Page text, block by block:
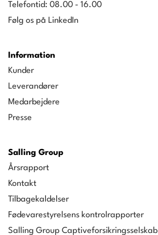
Telefontid: 08.00 - 16.00
Følg os på LinkedIn
Information
Kunder
Leverandører
Medarbejdere
Presse
Salling Group
Årsrapport
Kontakt
Tilbagekaldelser
Fødevarestyrelsens kontrolrapporter
Salling Group Captiveforsikringsselskab